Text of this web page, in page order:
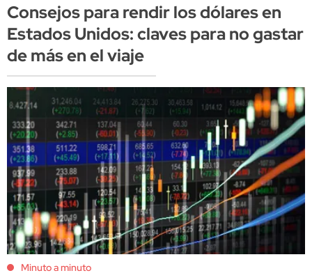
Consejos para rendir los dólares en
Estados Unidos: claves para no gastar
de más en el viaje
Minuto a minuto